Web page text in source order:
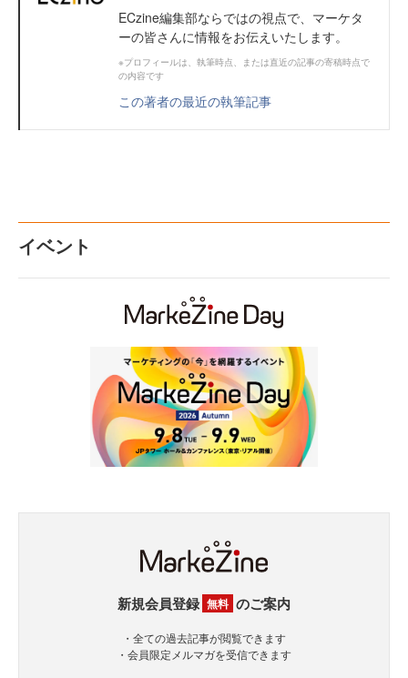
ECzine編集部ならではの視点で、マーケタ
ーの皆さんに情報をお伝えいたします。
※プロフィールは、執筆時点、または直近の記事の寄稿時点で
の内容です
この著者の最近の執筆記事
イベント
新規会員登録 無料 のご案内
・全ての過去記事が閲覧できます
・会員限定メルマガを受信できます